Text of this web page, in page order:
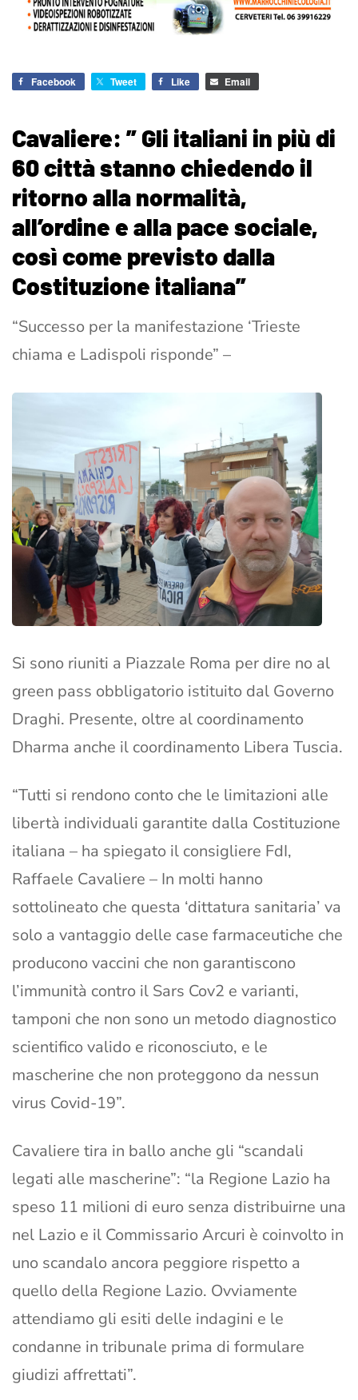
Facebook Tweet Like Email
Cavaliere: ” Gli italiani in più di
60 città stanno chiedendo il
ritorno alla normalità,
all’ordine e alla pace sociale,
così come previsto dalla
Costituzione italiana”
“Successo per la manifestazione ‘Trieste
chiama e Ladispoli risponde” –
Si sono riuniti a Piazzale Roma per dire no al
green pass obbligatorio istituito dal Governo
Draghi. Presente, oltre al coordinamento
Dharma anche il coordinamento Libera Tuscia.
“Tutti si rendono conto che le limitazioni alle
libertà individuali garantite dalla Costituzione
italiana – ha spiegato il consigliere FdI,
Raffaele Cavaliere – In molti hanno
sottolineato che questa ‘dittatura sanitaria’ va
solo a vantaggio delle case farmaceutiche che
producono vaccini che non garantiscono
l’immunità contro il Sars Cov2 e varianti,
tamponi che non sono un metodo diagnostico
scientifico valido e riconosciuto, e le
mascherine che non proteggono da nessun
virus Covid-19”.
Cavaliere tira in ballo anche gli “scandali
legati alle mascherine”: “la Regione Lazio ha
speso 11 milioni di euro senza distribuirne una
nel Lazio e il Commissario Arcuri è coinvolto in
uno scandalo ancora peggiore rispetto a
quello della Regione Lazio. Ovviamente
attendiamo gli esiti delle indagini e le
condanne in tribunale prima di formulare
giudizi affrettati”.